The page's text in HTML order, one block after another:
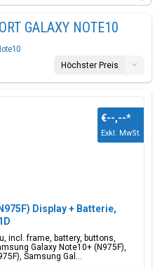
GALAXY NOTE10
Höchster Preis
Display + Batterie,
incl. frame, battery, buttons,
Galaxy Note10+ (N975F),
Samsung Gal...
€--,--*
Exkl. MwSt.